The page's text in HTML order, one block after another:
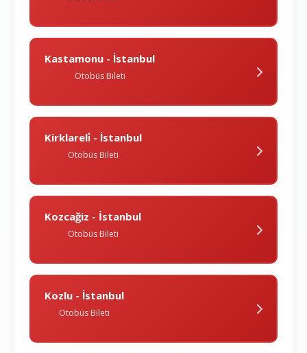
Kastamonu - İstanbul
Otobüs Bileti
Kirklareli̇ - İstanbul
Otobüs Bileti
Kozcağiz - İstanbul
Otobüs Bileti
Kozlu - İstanbul
Otobüs Bileti